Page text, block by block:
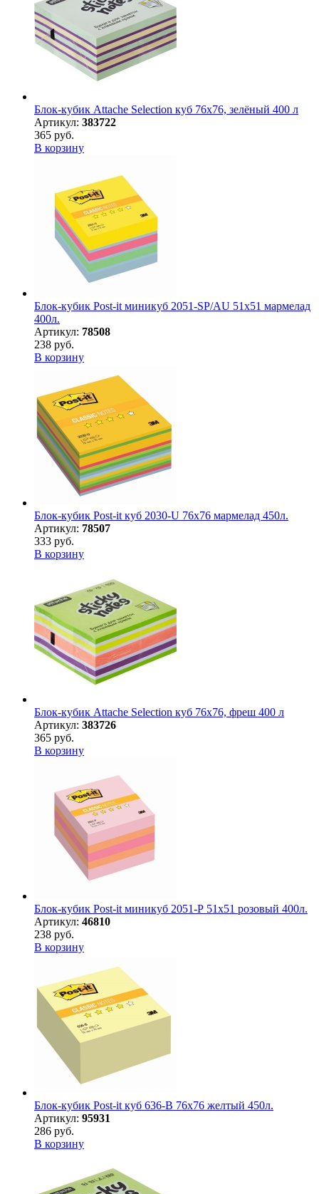
Блок-кубик Attache Selection куб 76х76, зелёный 400 л
Артикул: 383722
365 руб.
В корзину
Блок-кубик Post-it миникуб 2051-SP/AU 51х51 мармелад
400л.
Артикул: 78508
238 руб.
В корзину
Блок-кубик Post-it куб 2030-U 76х76 мармелад 450л.
Артикул: 78507
333 руб.
В корзину
Блок-кубик Attache Selection куб 76х76, фреш 400 л
Артикул: 383726
365 руб.
В корзину
Блок-кубик Post-it миникуб 2051-Р 51х51 розовый 400л.
Артикул: 46810
238 руб.
В корзину
Блок-кубик Post-it куб 636-В 76х76 желтый 450л.
Артикул: 95931
286 руб.
В корзину